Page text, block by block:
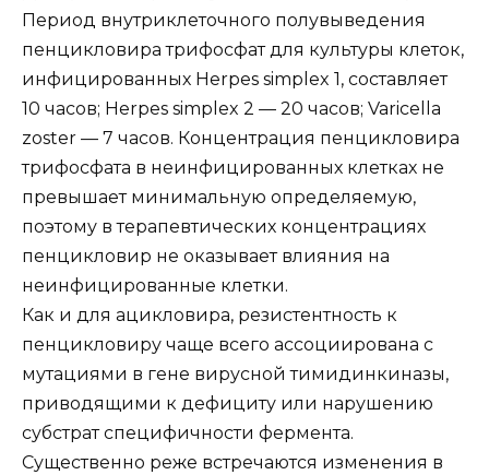
Период внутриклеточного полувыведения
пенцикловира трифосфат для культуры клеток,
инфицированных Herpes simplex 1, составляет
10 часов; Herpes simplex 2 — 20 часов; Varicella
zoster — 7 часов. Концентрация пенцикловира
трифосфата в неинфицированных клетках не
превышает минимальную определяемую,
поэтому в терапевтических концентрациях
пенцикловир не оказывает влияния на
неинфицированные клетки.
Как и для ацикловира, резистентность к
пенцикловиру чаще всего ассоциирована с
мутациями в гене вирусной тимидинкиназы,
приводящими к дефициту или нарушению
субстрат специфичности фермента.
Существенно реже встречаются изменения в